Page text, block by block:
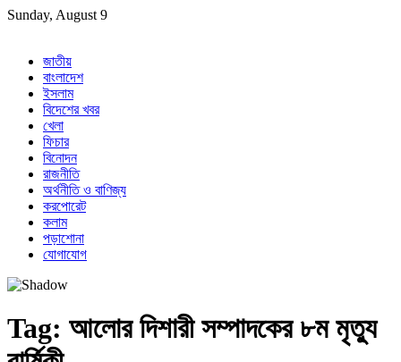
Skip
Sunday, August 9
জাতীয়
বাংলাদেশ
ইসলাম
বিদেশের খবর
খেলা
ফিচার
বিনোদন
রাজনীতি
অর্থনীতি ও বাণিজ্য
করপোরেট
কলাম
পড়াশোনা
যোগাযোগ
Tag: আলোর দিশারী সম্পাদকের ৮ম মৃত্যু